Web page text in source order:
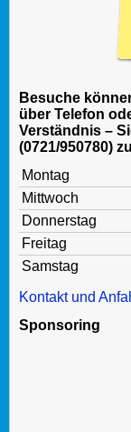
Besuche
über Telefon
Verständnis –
(0721/950780)
Montag
Mittwoch
Donnerstag
Freitag
Samstag
Kontakt und
Sponsoring